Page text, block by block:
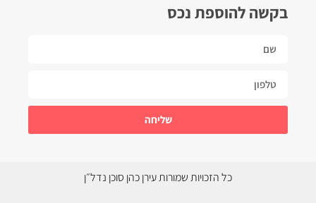
בקשה להוספת נכס
שליחה
כל הזכויות שמורות עירן כהן סוכן נדל״ן